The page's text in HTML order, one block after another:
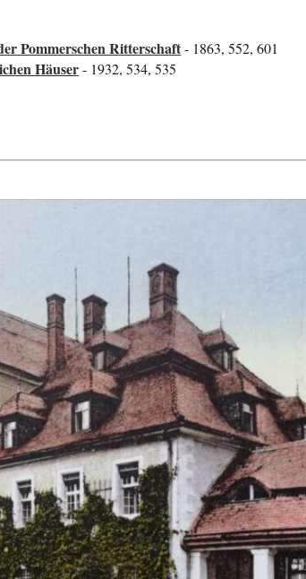
Pommerschen Ritterschaft- 1863, 552, 601
Häuser- 1932, 534, 535